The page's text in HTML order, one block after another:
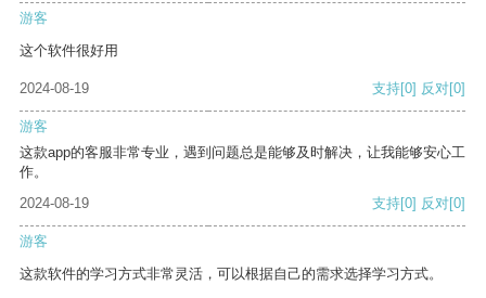
游客
这个软件很好用
2024-08-19 支持[0] 反对[0]
游客
这款app的客服非常专业，遇到问题总是能够及时解决，让我能够安心工
作。
2024-08-19
支持[0] 反对[0]
游客
这款软件的学习方式非常灵活，可以根据自己的需求选择学习方式。